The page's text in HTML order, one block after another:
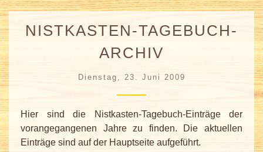
NISTKASTEN-TAGEBUCH-
ARCHIV
Dienstag, 23. Juni 2009
Hier sind die Nistkasten-Tagebuch-Einträge der
vorangegangenen Jahre zu finden. Die aktuellen
Einträge sind auf der Hauptseite aufgeführt.